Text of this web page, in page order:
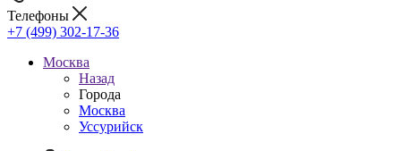
Телефоны
+7 (499) 302-17-36
Москва
Назад
Города
Москва
Уссурийск